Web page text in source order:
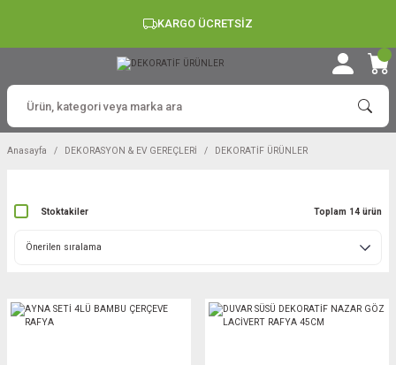
KARGO ÜCRETSİZ
Anasayfa DEKORASYON & EV GEREÇLERİ DEKORATİF ÜRÜNLER
Stoktakiler Toplam 14 ürün